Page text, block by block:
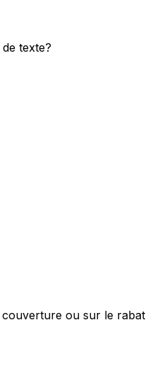
texte?
couverture ou sur le rabat